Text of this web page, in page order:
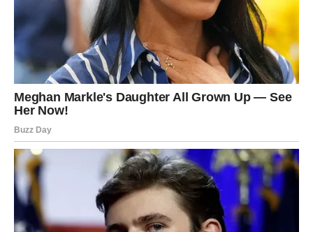
bučna – ali je najdublja.
Ako si slobodna, može se pojaviti osoba koja ti odgovara
upravo zato što ne donosi haos. To je neko ko ti unosi
mir, ko te ne zbunjuje, ko ti ne daje pola reči i pola
prisutnosti.
Ako si izašla iz teškog odnosa, mart ti vraća veru da
ljubav ne mora da bude napor.
U ovom mesecu tvoj kriterijum postaje jednostavan:
Ako mi donosi mir – to je moje. Ako mi donosi nemir –
nije.